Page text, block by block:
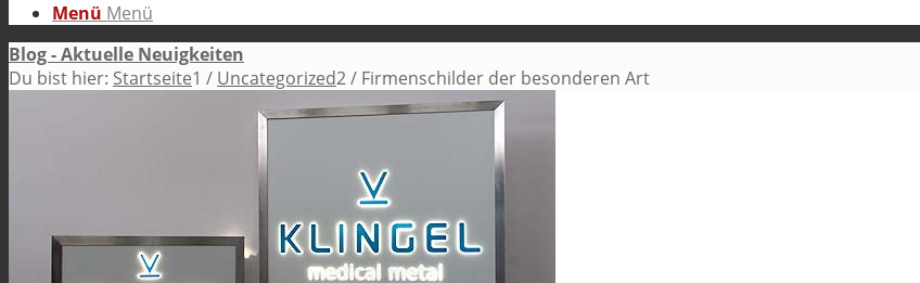
Menü Menü
Blog - Aktuelle Neuigkeiten
Du bist hier: Startseite1 / Uncategorized2/ Firmenschilder der besonderen Art